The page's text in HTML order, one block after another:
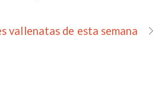
vallenatas de esta semana